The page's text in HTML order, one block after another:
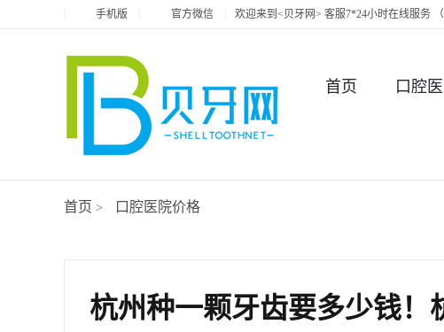
手机版 官方微信 欢迎来到<贝牙网> 客服7*24小时在线服务
首页 口腔
首页 > 口腔医院价格
杭州种一颗牙齿要多少钱！